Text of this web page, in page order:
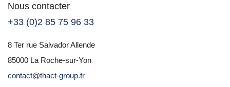
Nous contacter
+33 (0)2 85 75 96 33
8 Ter rue Salvador Allende
85000 La Roche-sur-Yon
contact@thact-group.fr